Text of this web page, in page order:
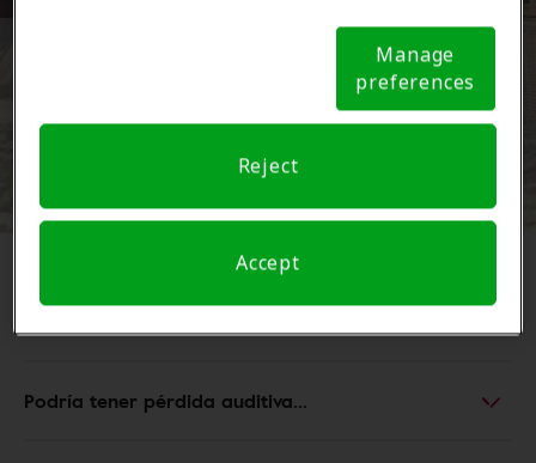
Notice (link here below). If you are using an opt-out
preference signal, we will honor that signal. Cookie
Manage
preferences
Reject
Accept
reemplazar o sustituir los cuidados de salud auditiva que usted
pueda necesitar. Este cuestionario y las páginas web
relacionadas tienen únicamente fines educativos y no
enfermedad. Para determinar los productos y servicios de
salud auditiva que mejor se adapten a sus necesidades,
consulte a un profesional autorizado.
Tratar la pérdida auditiva
Podría tener pérdida auditiva...